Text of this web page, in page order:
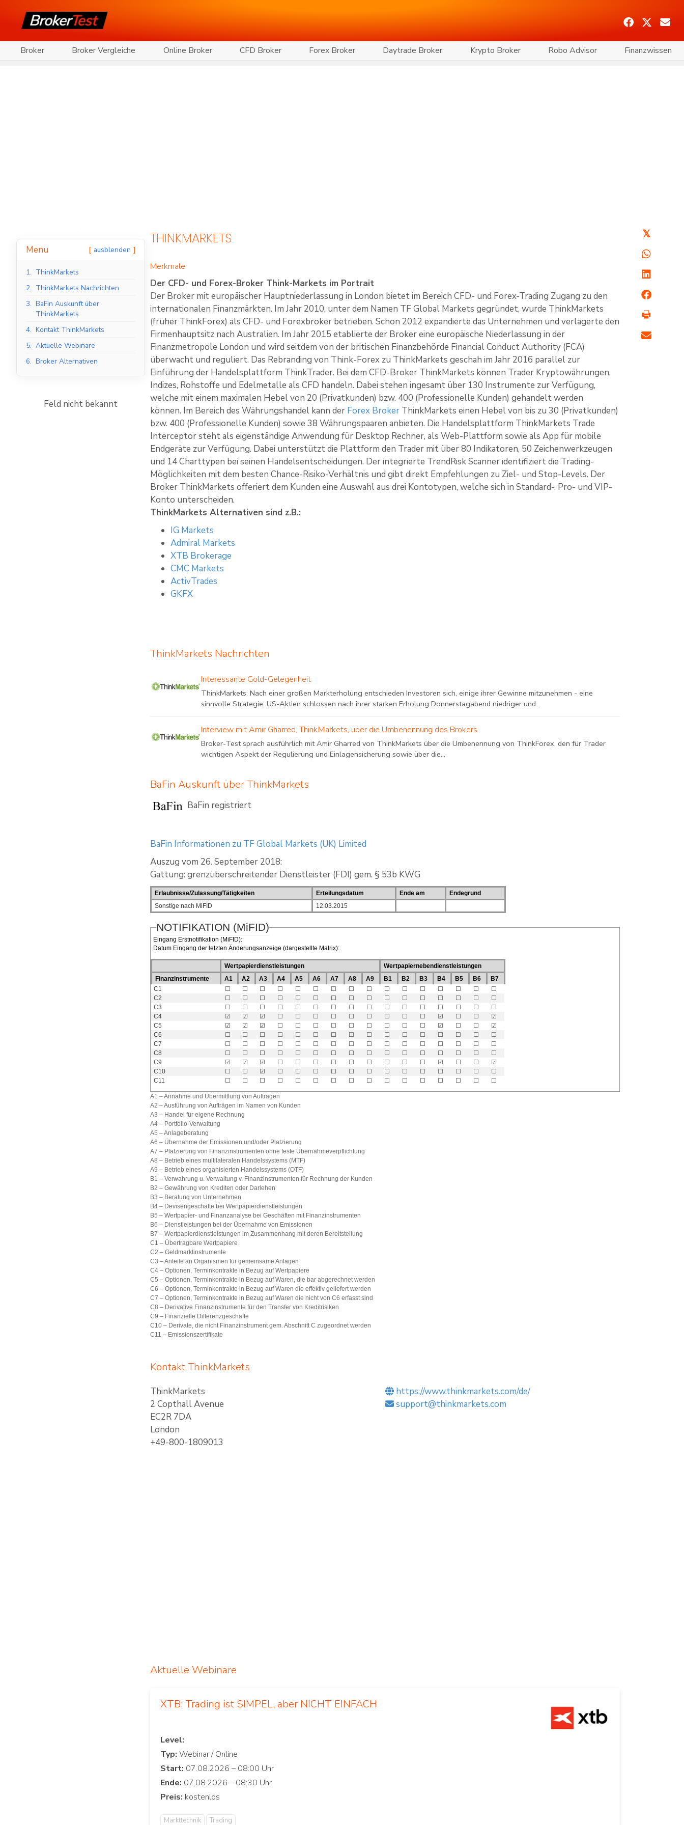
Broker Broker Vergleiche Online Broker CFD Broker Forex Broker Daytrade Broker Krypto Broker Robo Advisor Finanzwissen
Menu ausblenden
1. ThinkMarkets
2. ThinkMarkets Nachrichten
3. BaFin Auskunft über
ThinkMarkets
4. Kontakt ThinkMarkets
5. Aktuelle Webinare
6. Broker Alternativen
Feld nicht bekannt
THINKMARKETS
Merkmale
Der CFD- und Forex-Broker Think-Markets im Portrait
Der Broker mit europäischer Hauptniederlassung in London bietet im Bereich CFD- und Forex-Trading Zugang zu den
internationalen Finanzmärkten. Im Jahr 2010, unter dem Namen TF Global Markets gegründet, wurde ThinkMarkets
(früher ThinkForex) als CFD- und Forexbroker betrieben. Schon 2012 expandierte das Unternehmen und verlagerte den
Firmenhauptsitz nach Australien. Im Jahr 2015 etablierte der Broker eine europäische Niederlassung in der
Finanzmetropole London und wird seitdem von der britischen Finanzbehörde Financial Conduct Authority (FCA)
überwacht und reguliert. Das Rebranding von Think-Forex zu ThinkMarkets geschah im Jahr 2016 parallel zur
Einführung der Handelsplattform ThinkTrader. Bei dem CFD-Broker ThinkMarkets können Trader Kryptowährungen,
Indizes, Rohstoffe und Edelmetalle als CFD handeln. Dabei stehen ingesamt über 130 Instrumente zur Verfügung,
welche mit einem maximalen Hebel von 20 (Privatkunden) bzw. 400 (Professionelle Kunden) gehandelt werden
können. Im Bereich des Währungshandel kann der Forex Broker ThinkMarkets einen Hebel von bis zu 30 (Privatkunden)
bzw. 400 (Professionelle Kunden) sowie 38 Währungspaaren anbieten. Die Handelsplattform ThinkMarkets Trade
Interceptor steht als eigenständige Anwendung für Desktop Rechner, als Web-Plattform sowie als App für mobile
Endgeräte zur Verfügung. Dabei unterstützt die Plattform den Trader mit über 80 Indikatoren, 50 Zeichenwerkzeugen
und 14 Charttypen bei seinen Handelsentscheidungen. Der integrierte TrendRisk Scanner identifiziert die Trading-
Möglichkeiten mit dem besten Chance-Risiko-Verhältnis und gibt direkt Empfehlungen zu Ziel- und Stop-Levels. Der
Broker ThinkMarkets offeriert dem Kunden eine Auswahl aus drei Kontotypen, welche sich in Standard-, Pro- und VIP-
Konto unterscheiden.
ThinkMarkets Alternativen sind z.B.:
IG Markets
Admiral Markets
XTB Brokerage
CMC Markets
ActivTrades
GKFX
ThinkMarkets Nachrichten
Interessante Gold-Gelegenheit
ThinkMarkets: Nach einer großen Markterholung entschieden Investoren sich, einige ihrer Gewinne mitzunehmen - eine
sinnvolle Strategie. US-Aktien schlossen nach ihrer starken Erholung Donnerstagabend niedriger und...
Interview mit Amir Gharred, ThinkMarkets, über die Umbenennung des Brokers
Broker-Test sprach ausführlich mit Amir Gharred von ThinkMarkets über die Umbenennung von ThinkForex, den für Trader
wichtigen Aspekt der Regulierung und Einlagensicherung sowie über die...
BaFin Auskunft über ThinkMarkets
BaFin registriert
BaFin Informationen zu TF Global Markets (UK) Limited
Auszug vom 26. September 2018:
Gattung: grenzüberschreitender Dienstleister (FDI) gem. § 53b KWG
Erlaubnisse/Zulassung/Tätigkeiten Erteilungsdatum Ende am
Endegrund
Sonstige nach MiFID
12.03.2015
NOTIFIKATION (MiFID)
Eingang Erstnotifikation (MiFID):
Datum Eingang der letzten Änderungsanzeige (dargestellte Matrix):
Wertpapierdienstleistungen
Wertpapiernebendienstleistungen
Finanzinstrumente
A1 A2 A3 A4 A5 A6 A7 A8 A9 B1 B2 B3 B4 B5 B6
B7
C1
☐ ☐ ☐ ☐ ☐ ☐ ☐ ☐ ☐ ☐ ☐ ☐ ☐ ☐ ☐
☐
C2
☐ ☐ ☐ ☐ ☐ ☐ ☐ ☐ ☐ ☐ ☐ ☐ ☐ ☐ ☐
☐
C3
☐ ☐ ☐ ☐ ☐ ☐ ☐ ☐ ☐ ☐ ☐ ☐ ☐ ☐ ☐
☐
C4
☑ ☑ ☑ ☐ ☐ ☐ ☐ ☐ ☐ ☐ ☐ ☐ ☑ ☐ ☐
☑
C5
☑ ☑ ☑ ☐ ☐ ☐ ☐ ☐ ☐ ☐ ☐ ☐ ☑ ☐ ☐
☑
C6
☐ ☐ ☐ ☐ ☐ ☐ ☐ ☐ ☐ ☐ ☐ ☐ ☐ ☐ ☐
☐
C7
☐ ☐ ☐ ☐ ☐ ☐ ☐ ☐ ☐ ☐ ☐ ☐ ☐ ☐ ☐
☐
C8
☐ ☐ ☐ ☐ ☐ ☐ ☐ ☐ ☐ ☐ ☐ ☐ ☐ ☐ ☐
☐
C9
☑ ☑ ☑ ☐ ☐ ☐ ☐ ☐ ☐ ☐ ☐ ☐ ☑ ☐ ☐
☑
C10
☐ ☐ ☑ ☐ ☐ ☐ ☐ ☐ ☐ ☐ ☐ ☐ ☐ ☐ ☐
☐
C11
☐ ☐ ☐ ☐ ☐ ☐ ☐ ☐ ☐ ☐ ☐ ☐ ☐ ☐ ☐ ☐
A1 – Annahme und Übermittlung von Aufträgen
A2 – Ausführung von Aufträgen im Namen von Kunden
A3 – Handel für eigene Rechnung
A4 – Portfolio-Verwaltung
A5 – Anlageberatung
A6 – Übernahme der Emissionen und/oder Platzierung
A7 – Platzierung von Finanzinstrumenten ohne feste Übernahmeverpflichtung
A8 – Betrieb eines multilateralen Handelssystems (MTF)
A9 – Betrieb eines organisierten Handelssystems (OTF)
B1 – Verwahrung u. Verwaltung v. Finanzinstrumenten für Rechnung der Kunden
B2 – Gewährung von Krediten oder Darlehen
B3 – Beratung von Unternehmen
B4 – Devisengeschäfte bei Wertpapierdienstleistungen
B5 – Wertpapier- und Finanzanalyse bei Geschäften mit Finanzinstrumenten
B6 – Dienstleistungen bei der Übernahme von Emissionen
B7 – Wertpapierdienstleistungen im Zusammenhang mit deren Bereitstellung
C1 – Übertragbare Wertpapiere
C2 – Geldmarktinstrumente
C3 – Anteile an Organismen für gemeinsame Anlagen
C4 – Optionen, Terminkontrakte in Bezug auf Wertpapiere
C5 – Optionen, Terminkontrakte in Bezug auf Waren, die bar abgerechnet werden
C6 – Optionen, Terminkontrakte in Bezug auf Waren die effektiv geliefert werden
C7 – Optionen, Terminkontrakte in Bezug auf Waren die nicht von C6 erfasst sind
C8 – Derivative Finanzinstrumente für den Transfer von Kreditrisiken
C9 – Finanzielle Differenzgeschäfte
C10 – Derivate, die nicht Finanzinstrument gem. Abschnitt C zugeordnet werden
C11 – Emissionszertifikate
Kontakt ThinkMarkets
ThinkMarkets
2 Copthall Avenue
EC2R 7DA
London
+49-800-1809013
https://www.thinkmarkets.com/de/
support@thinkmarkets.com
Aktuelle Webinare
XTB: Trading ist SIMPEL, aber NICHT EINFACH
Level:
Typ:
Start:
Ende:
Preis:
Markttechnik Trading
𝕏